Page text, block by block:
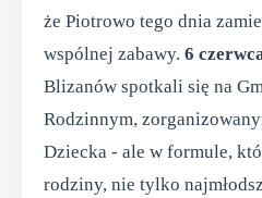
że Piotrowo tego dnia
wspólnej zabawy. 6
Blizanów spotkali się na
Rodzinnym,
Dziecka - ale w formule,
rodziny, nie tylko